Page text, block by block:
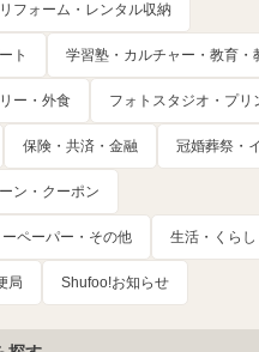
フォーム・レンタル収納
ト 学習塾・カルチャー・教育・
ー・外食 フォトスタジオ・プリ
保険・共済・金融 冠婚葬祭・
ン・クーポン
ペーパー・その他 生活・くらし
局 Shufoo!お知らせ